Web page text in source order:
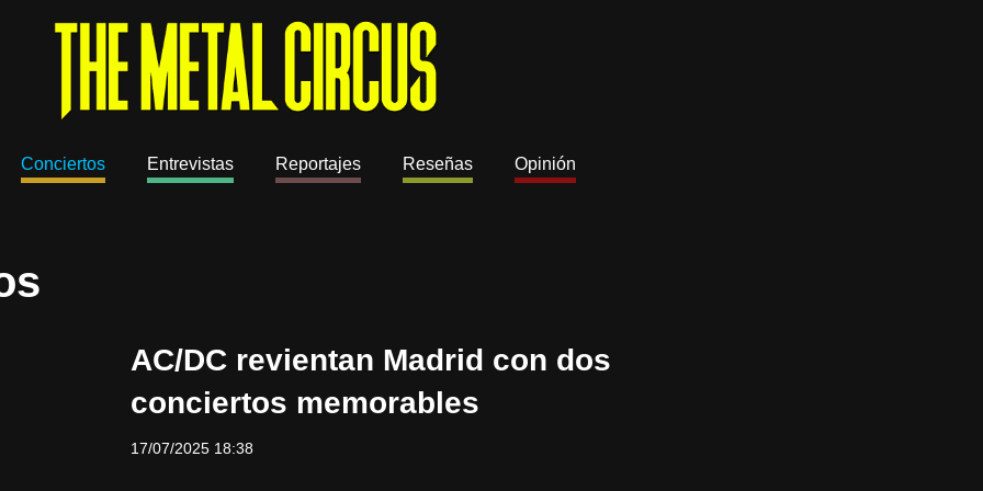
Conciertos Entrevistas Reportajes Reseñas Opinión
AC/DC revientan Madrid con dos
conciertos memorables
17/07/2025 18:38